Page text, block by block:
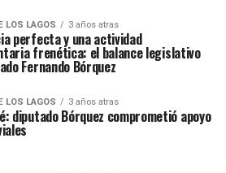
LOS LAGOS 3 años atras
perfecta y una actividad
frenética: el balance legislativo
Fernando Bórquez
LOS LAGOS 3 años atras
diputado Bórquez comprometió apoyo